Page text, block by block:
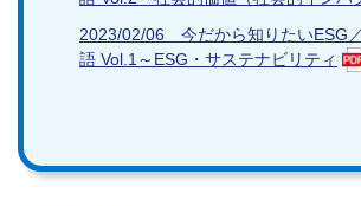
2023/02/06 今だから知りたいESG
語 Vol.1～ESG・サステナビリティ